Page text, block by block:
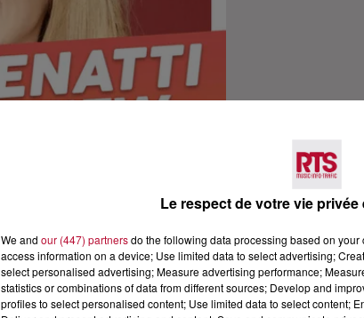
Le respect de votre vie
We and our (447) partnersdo the following data processing based on
access information on a device; Use limited data to select advertising;
select personalised advertising; Measure advertising performance;
statistics or combinations of data from different sources; Develop and
profiles to select personalised content; Use limited data to select content;